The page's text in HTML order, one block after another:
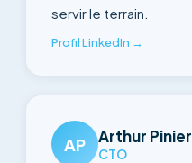
servir le terrain.
Profil LinkedIn →
AP Arthur Pinier
CTO